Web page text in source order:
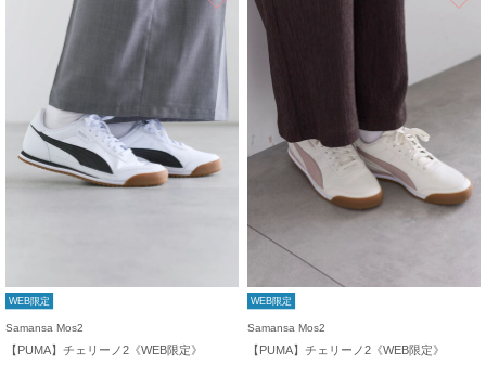
WEB限定
Samansa Mos2
【PUMA】チェリーノ2《WEB限定》
WEB限定
Samansa Mos2
【PUMA】チェリーノ2《WEB限定》